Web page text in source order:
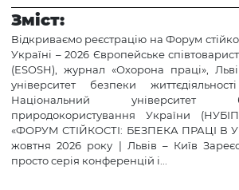
Зміст:
Відкриваємо реєстрацію на Форум
Україні – 2026 Європейське
(ESOSH), журнал «Охорона праці»,
університет безпеки
Національний університет
природокористування України
«ФОРУМ СТІЙКОСТІ: БЕЗПЕКА ПРАЦІ В
жовтня 2026 року | Львів – Київ
просто серія конференцій і...